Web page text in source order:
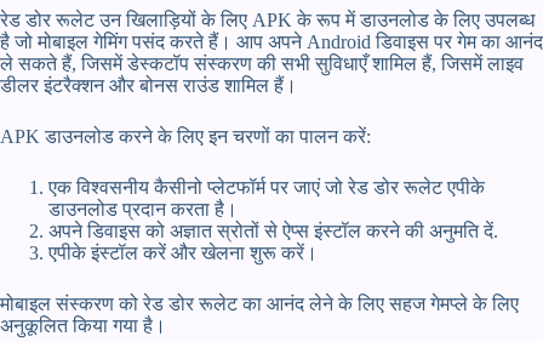
रेड डोर रूलेट उन खिलाड़ियों के लिए APK के रूप में डाउनलोड के लिए उपलब्ध
है जो मोबाइल गेमिंग पसंद करते हैं। आप अपने Android डिवाइस पर गेम का आनंद
ले सकते हैं, जिसमें डेस्कटॉप संस्करण की सभी सुविधाएँ शामिल हैं, जिसमें लाइव
डीलर इंटरैक्शन और बोनस राउंड शामिल हैं।
APK डाउनलोड करने के लिए इन चरणों का पालन करें:
एक विश्वसनीय कैसीनो प्लेटफॉर्म पर जाएं जो रेड डोर रूलेट एपीके
डाउनलोड प्रदान करता है।
अपने डिवाइस को अज्ञात स्रोतों से ऐप्स इंस्टॉल करने की अनुमति दें.
एपीके इंस्टॉल करें और खेलना शुरू करें।
मोबाइल संस्करण को रेड डोर रूलेट का आनंद लेने के लिए सहज गेमप्ले के लिए
अनुकूलित किया गया है।